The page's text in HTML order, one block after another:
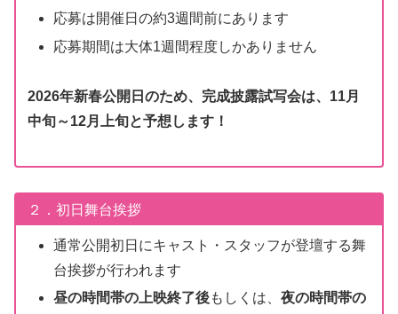
応募は開催日の約3週間前にあります
応募期間は大体1週間程度しかありません
2026年新春公開日のため、完成披露試写会は、11月
中旬～12月上旬と予想します！
２．初日舞台挨拶
通常公開初日にキャスト・スタッフが登壇する舞
台挨拶が行われます
昼の時間帯の上映終了後もしくは、 夜の時間帯の